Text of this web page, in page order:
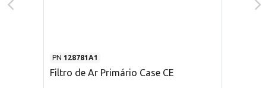
PN 128781A1
Filtro de Ar Primário Case CE